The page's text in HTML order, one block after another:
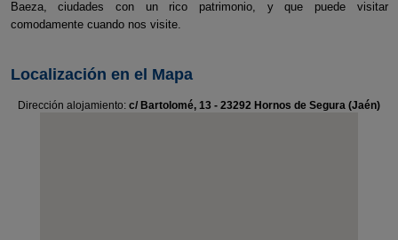
Baeza, ciudades con un rico patrimonio, y que puede visitar
comodamente cuando nos visite.
Localización en el Mapa
Dirección alojamiento: c/ Bartolomé, 13 - 23292 Hornos de Segura (Jaén)